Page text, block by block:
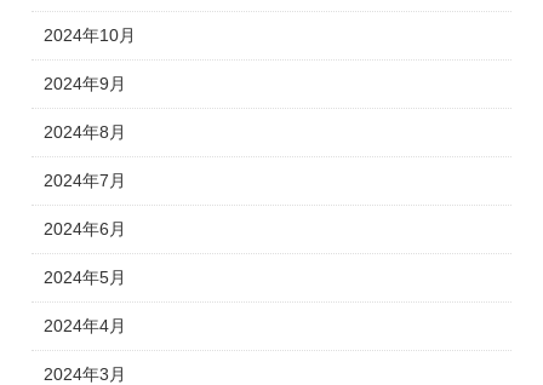
2024年10月
2024年9月
2024年8月
2024年7月
2024年6月
2024年5月
2024年4月
2024年3月